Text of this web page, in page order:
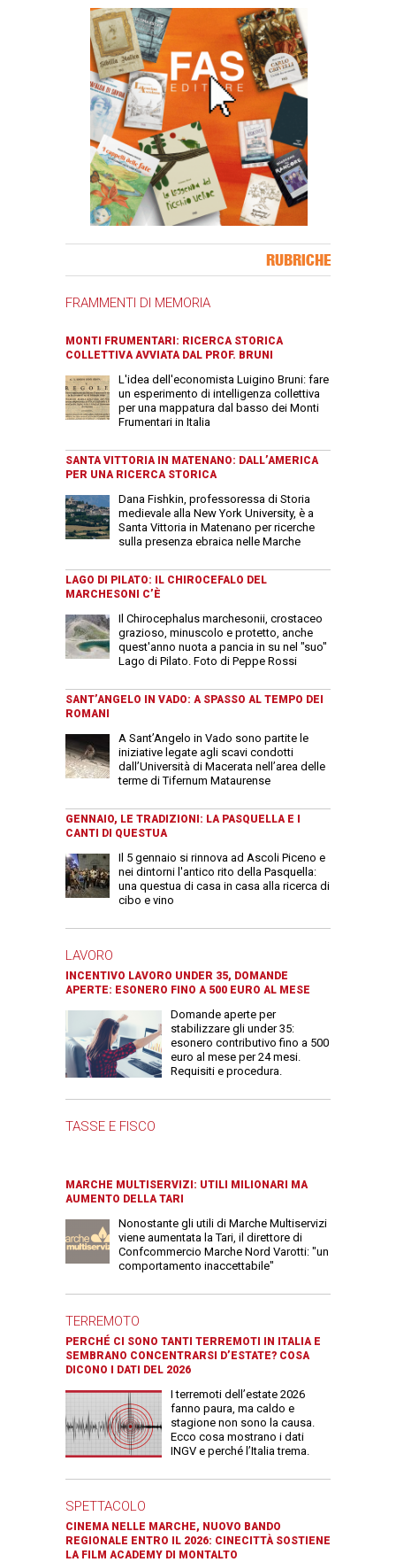
RUBRICHE
FRAMMENTI DI MEMORIA
MONTI FRUMENTARI: RICERCA STORICA
COLLETTIVA AVVIATA DAL PROF. BRUNI
L'idea dell'economista Luigino Bruni: fare
un esperimento di intelligenza collettiva
per una mappatura dal basso dei Monti
Frumentari in Italia
SANTA VITTORIA IN MATENANO: DALL’AMERICA
PER UNA RICERCA STORICA
Dana Fishkin, professoressa di Storia
medievale alla New York University, è a
Santa Vittoria in Matenano per ricerche
sulla presenza ebraica nelle Marche
LAGO DI PILATO: IL CHIROCEFALO DEL
MARCHESONI C’È
Il Chirocephalus marchesonii, crostaceo
grazioso, minuscolo e protetto, anche
quest'anno nuota a pancia in su nel "suo"
Lago di Pilato. Foto di Peppe Rossi
SANT’ANGELO IN VADO: A SPASSO AL TEMPO DEI
ROMANI
A Sant’Angelo in Vado sono partite le
iniziative legate agli scavi condotti
dall’Università di Macerata nell’area delle
terme di Tifernum Mataurense
GENNAIO, LE TRADIZIONI: LA PASQUELLA E I
CANTI DI QUESTUA
Il 5 gennaio si rinnova ad Ascoli Piceno e
nei dintorni l'antico rito della Pasquella:
una questua di casa in casa alla ricerca di
cibo e vino
LAVORO
INCENTIVO LAVORO UNDER 35, DOMANDE
APERTE: ESONERO FINO A 500 EURO AL MESE
Domande aperte per
stabilizzare gli under 35:
esonero contributivo fino a 500
euro al mese per 24 mesi.
Requisiti e procedura.
TASSE E FISCO
MARCHE MULTISERVIZI: UTILI MILIONARI MA
AUMENTO DELLA TARI
Nonostante gli utili di Marche Multiservizi
viene aumentata la Tari, il direttore di
Confcommercio Marche Nord Varotti: "un
comportamento inaccettabile"
TERREMOTO
PERCHÉ CI SONO TANTI TERREMOTI IN ITALIA E
SEMBRANO CONCENTRARSI D’ESTATE? COSA
DICONO I DATI DEL 2026
I terremoti dell’estate 2026
fanno paura, ma caldo e
stagione non sono la causa.
Ecco cosa mostrano i dati
INGV e perché l’Italia trema.
SPETTACOLO
CINEMA NELLE MARCHE, NUOVO BANDO
REGIONALE ENTRO IL 2026: CINECITTÀ SOSTIENE
LA FILM ACADEMY DI MONTALTO